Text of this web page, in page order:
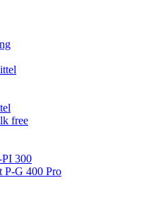
free
300
P-G 400 Pro